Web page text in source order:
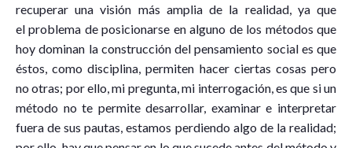
recuperar una visión más amplia de la realidad, ya que
el problema de posicionarse en alguno de los métodos que
hoy dominan la construcción del pensamiento social es que
éstos, como disciplina, permiten hacer ciertas cosas pero
no otras; por ello, mi pregunta, mi interrogación, es que si un
método no te permite desarrollar, examinar e interpretar
fuera de sus pautas, estamos perdiendo algo de la realidad;